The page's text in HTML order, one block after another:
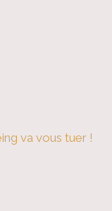
va vous tuer !